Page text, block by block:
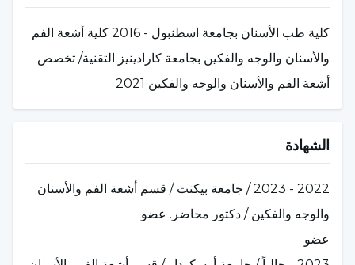
كلية طب الأسنان بجامعة اسطنبول - 2016 كلية أشعة الفم
والأسنان والوجه والفكين بجامعة كارادينيز التقنية/ تخصص
أشعة الفم والأسنان والوجه والفكين 2021
الشهادة
2022 - 2023 / جامعة بيكنت / قسم أشعة الفم والأسنان
والوجه والفكين / دكتور محاضر. عضو
عضو